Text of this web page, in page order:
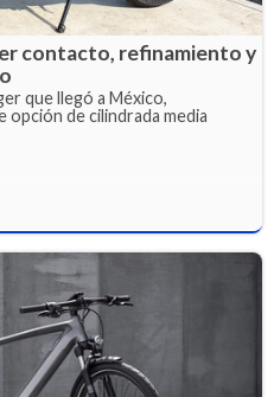
contacto, refinamiento y
que llegó a México,
de cilindrada media